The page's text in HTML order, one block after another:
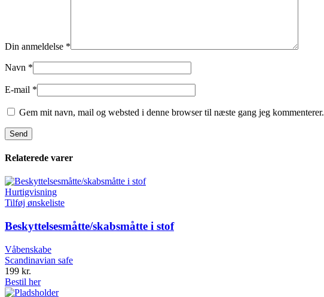
Din anmeldelse *
Navn *
E-mail *
Gem mit navn, mail og websted i denne browser til næste gang jeg kommenterer.
Relaterede varer
Hurtigvisning
Tilføj ønskeliste
Beskyttelsesmåtte/skabsmåtte i stof
Våbenskabe
Scandinavian safe
199 kr.
Bestil her